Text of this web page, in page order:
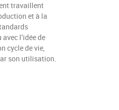
travaillent
et à la
l’idée de
cycle de vie,
son utilisation.